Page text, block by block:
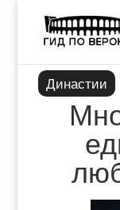
Династии